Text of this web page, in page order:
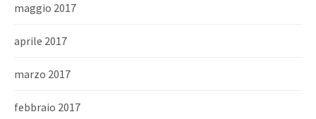
maggio 2017
aprile 2017
marzo 2017
febbraio 2017